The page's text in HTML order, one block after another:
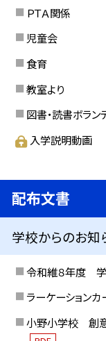
ＰＴＡ関係
児童会
食育
教室より
図書・読書ボラン
入学説明動画
配布文書
学校からのお知
令和維８年度
ラーケーション
小野小学校 創意